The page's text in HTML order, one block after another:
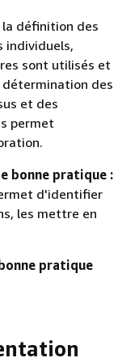
définition des
individuels,
sont utilisés et
des
et des
permet
bonne pratique :
d'identifier
les mettre en
pratique